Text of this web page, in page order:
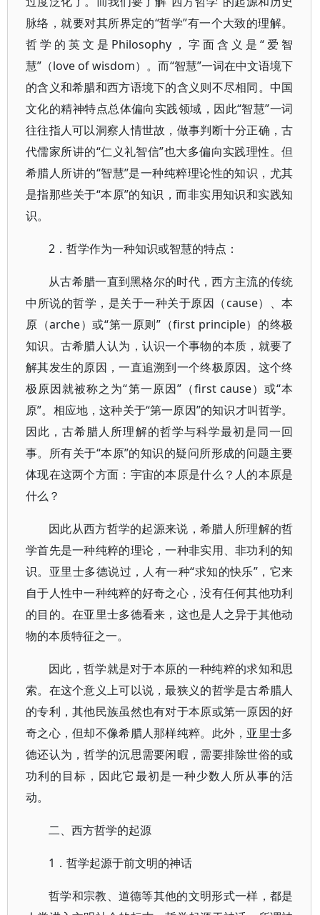
脉络，就要对其所界定的“哲学”有一个大致的理解。
哲学的英文是Philosophy，字面含义是“爱智
慧”（love of wisdom）。而“智慧”一词在中文语境下
的含义和希腊和西方语境下的含义则不尽相同。中国
文化的精神特点总体偏向实践领域，因此“智慧”一词
往往指人可以洞察人情世故，做事判断十分正确，古
代儒家所讲的“仁义礼智信”也大多偏向实践理性。但
希腊人所讲的“智慧”是一种纯粹理论性的知识，尤其
是指那些关于“本原”的知识，而非实用知识和实践知
识。
2．哲学作为一种知识或智慧的特点：
从古希腊一直到黑格尔的时代，西方主流的传统
中所说的哲学，是关于一种关于原因（cause）、本
原（arche）或“第一原则”（first principle）的终极
知识。古希腊人认为，认识一个事物的本质，就要了
解其发生的原因，一直追溯到一个终极原因。这个终
极原因就被称之为“第一原因”（first cause）或“本
原”。相应地，这种关于“第一原因”的知识才叫哲学。
因此，古希腊人所理解的哲学与科学最初是同一回
事。所有关于“本原”的知识的疑问所形成的问题主要
体现在这两个方面：宇宙的本原是什么？人的本原是
什么？
因此从西方哲学的起源来说，希腊人所理解的哲
学首先是一种纯粹的理论，一种非实用、非功利的知
识。亚里士多德说过，人有一种“求知的快乐”，它来
自于人性中一种纯粹的好奇之心，没有任何其他功利
的目的。在亚里士多德看来，这也是人之异于其他动
物的本质特征之一。
因此，哲学就是对于本原的一种纯粹的求知和思
索。在这个意义上可以说，最狭义的哲学是古希腊人
的专利，其他民族虽然也有对于本原或第一原因的好
奇之心，但却不像希腊人那样纯粹。此外，亚里士多
德还认为，哲学的沉思需要闲暇，需要排除世俗的或
功利的目标，因此它最初是一种少数人所从事的活
动。
二、西方哲学的起源
1．哲学起源于前文明的神话
哲学和宗教、道德等其他的文明形式一样，都是